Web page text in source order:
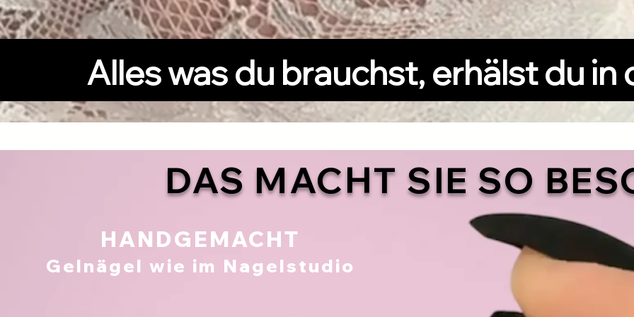
Alles was du brauchst, erhälst du in
DAS MACHT SIE SO
HANDGEMACHT
Gelnägel wie im Nagelstudio